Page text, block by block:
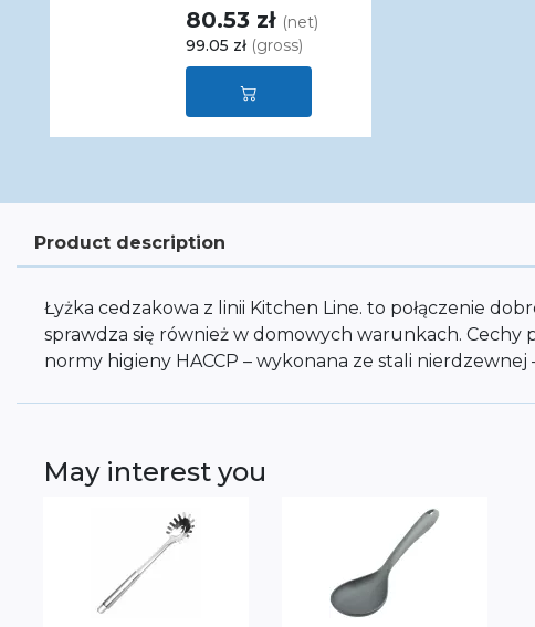
80.53 zł (net)
99.05 zł (gross)
Product description
Łyżka cedzakowa z linii Kitchen Line. to połączenie
sprawdza się również w domowych warunkach. Cechy
normy higieny HACCP – wykonana ze stali
May interest you